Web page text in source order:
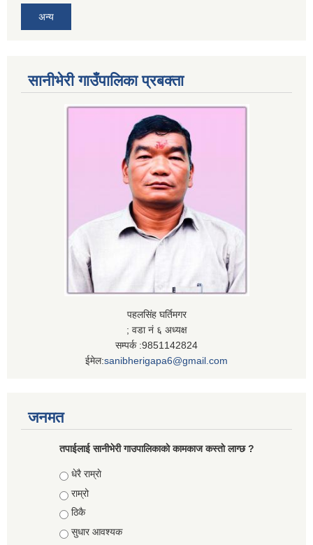
अन्य
सानीभेरी गाउँपालिका प्रबक्ता
पहलसिंह घर्तिमगर
; वडा नं ६ अध्यक्ष
सम्पर्क :9851142824
ईमेल:sanibherigapa6@gmail.com
जनमत
तपाईलाई सानीभेरी गाउपालिकाकाे कामकाज कस्ताे लाग्छ ?
Choices
धेरै राम्राे
राम्रो
ठिकै
सुधार आवश्यक